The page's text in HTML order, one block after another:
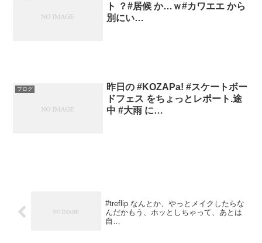
ト ？#居候 か…ｗ#カワエエ から
別にい…
ブログ
昨日の #KOZAPa! #スケートボー
ドフェス をちょっとレポート.途
中 #大雨 に…
#treflip なんとか、やっとメイクしたらな
んだかもう、ホッとしちゃって、あとは
自…